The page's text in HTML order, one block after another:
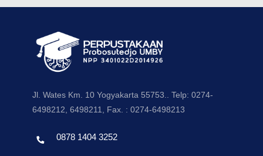
Jl. Wates Km. 10 Yogyakarta 55753.. Telp: 0274-
6498212, 6498211, Fax. : 0274-6498213
0878 1404 3252